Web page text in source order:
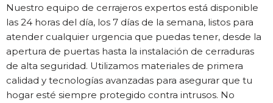
Nuestro equipo de cerrajeros expertos está disponible
las 24 horas del día, los 7 días de la semana, listos para
atender cualquier urgencia que puedas tener, desde la
apertura de puertas hasta la instalación de cerraduras
de alta seguridad. Utilizamos materiales de primera
calidad y tecnologías avanzadas para asegurar que tu
hogar esté siempre protegido contra intrusos. No